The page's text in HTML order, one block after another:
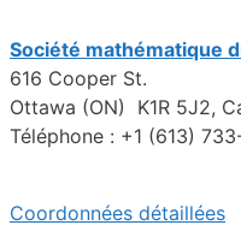
Société mathématique
616 Cooper St.
Ottawa (ON) K1R 5J2,
Téléphone : +1 (613)
Coordonnées détaillées